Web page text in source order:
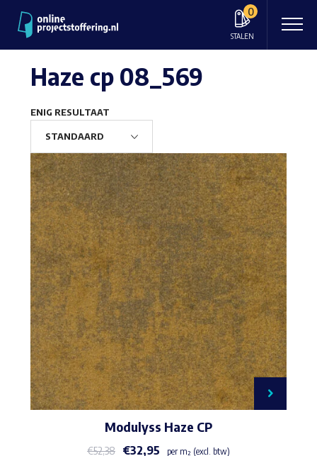
0
STALEN
Haze cp 08_569
ENIG RESULTAAT
Modulyss Haze CP
€52,38 €32,95 per m² (excl. btw)